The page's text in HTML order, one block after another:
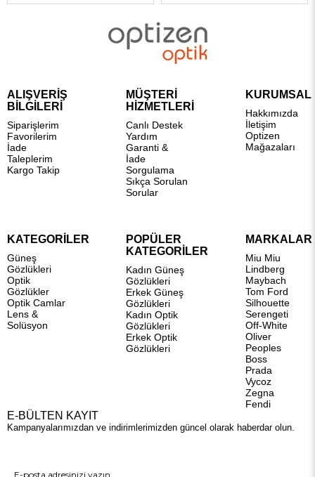
ALIŞVERİŞ
BİLGİLERİ
Siparişlerim
Favorilerim
İade
Taleplerim
Kargo Takip
MÜŞTERİ
HİZMETLERİ
Canlı Destek
Yardım
Garanti &
İade
Sorgulama
Sıkça Sorulan
Sorular
KURUMSAL
Hakkımızda
İletişim
Optizen
Mağazaları
KATEGORİLER
Güneş
Gözlükleri
Optik
Gözlükler
Optik Camlar
Lens &
Solüsyon
POPÜLER
KATEGORİLER
Kadın Güneş
Gözlükleri
Erkek Güneş
Gözlükleri
Kadın Optik
Gözlükleri
Erkek Optik
Gözlükleri
MARKALAR
Miu Miu
Lindberg
Maybach
Tom Ford
Silhouette
Serengeti
Off-White
Oliver
Peoples
Boss
Prada
Vycoz
Zegna
Fendi
E-BÜLTEN KAYIT
Kampanyalarımızdan ve indirimlerimizden güncel olarak haberdar olun.